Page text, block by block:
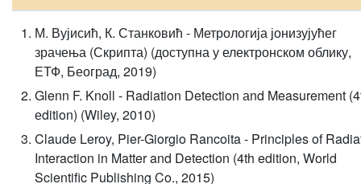
М. Вујисић, К. Станковић - Метрологија јонизујућег
зрачења (Скрипта) (доступна у електронском облику,
ЕТФ, Београд, 2019)
Glenn F. Knoll - Radiation Detection аnd Measurement
еdition) (Wiley, 2010)
Claude Leroy, Pier-Giorgio Rancoita - Principles of
Interaction in Matter and Detection (4th edition, World
Scientific Publishing Co., 2015)